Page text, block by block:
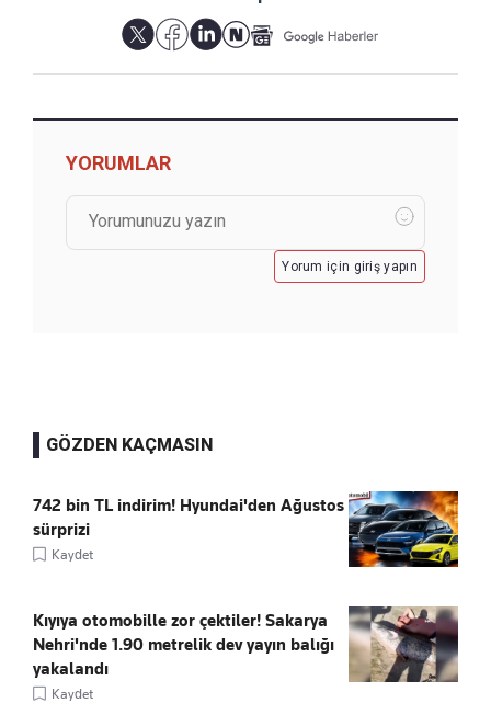
YORUMLAR
Yorum için giriş yapın
GÖZDEN KAÇMASIN
742 bin TL indirim! Hyundai'den Ağustos
sürprizi
Kaydet
Kıyıya otomobille zor çektiler! Sakarya
Nehri'nde 1.90 metrelik dev yayın balığı
yakalandı
Kaydet